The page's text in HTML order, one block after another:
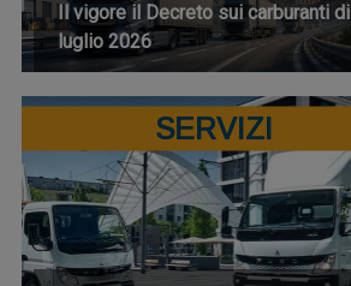
Il vigore il Decreto sui carburanti di
luglio 2026
SERVIZI